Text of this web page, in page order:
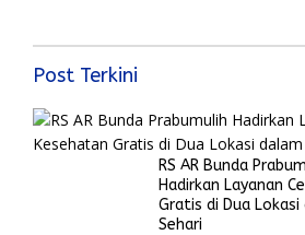
Post Terkini
RS AR Bunda
Hadirkan Layanan
Gratis di Dua
Sehari